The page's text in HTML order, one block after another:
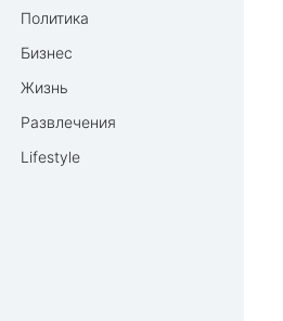
Политика
Бизнес
Жизнь
Развлечения
Lifestyle